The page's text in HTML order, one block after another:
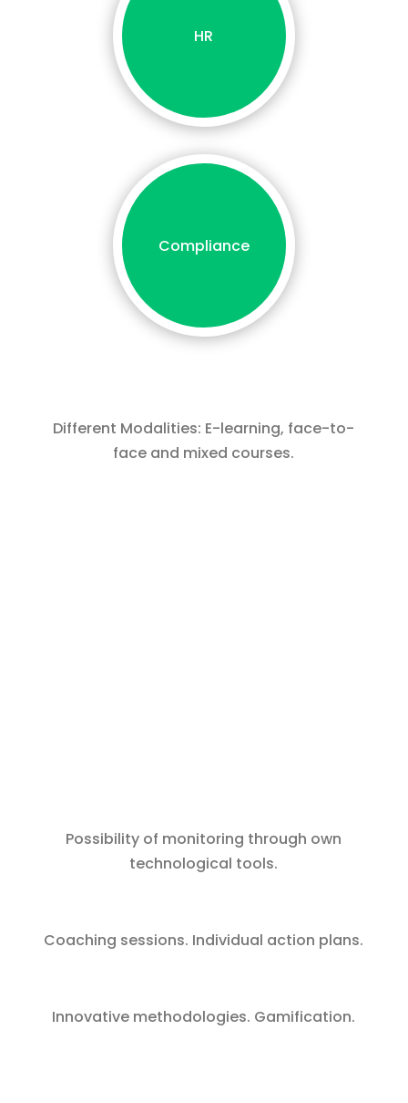
HR
Compliance
Different Modalities: E-learning, face-to-
face and mixed courses.
Possibility of monitoring through own
technological tools.
Coaching sessions. Individual action plans.
Innovative methodologies. Gamification.